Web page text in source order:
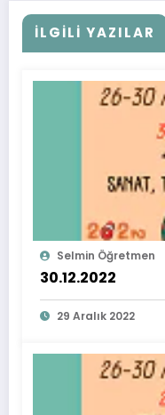
İLGİLİ YAZILAR
Selmin Öğretmen
30.12.2022
29 Aralık 2022